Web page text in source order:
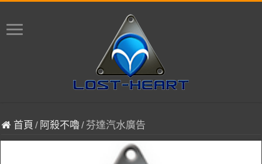
首頁 / 阿殺不嚕/ 芬達汽水廣告